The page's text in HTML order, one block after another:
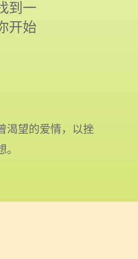
到一
开始
渴望的爱情，以挫